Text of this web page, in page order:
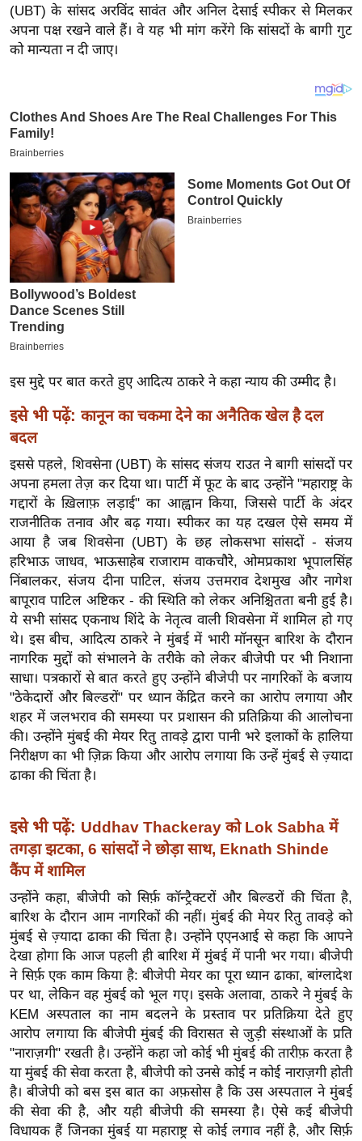
क्रि
के
ट
L
2
2
6
क्रा
इ
म
ई
-
पे
र
मि
सा
बे
मि
सा
ल
श
ख्सि
य
त
यं
ग
इं
डि
या
सा
त्य
ज
ग
ऑ
टो
व
र्ल्ड
न्यू
ज
ब्री
फ
म
नो
रं
(UBT) के सांसद अरविंद सावंत और अनिल देसाई स्पीकर से मिलकर
अपना पक्ष रखने वाले हैं। वे यह भी मांग करेंगे कि सांसदों के बागी गुट
को मान्यता न दी जाए।
इस मुद्दे पर बात करते हुए आदित्य ठाकरे ने कहा न्याय की उम्मीद है।
इसे भी पढ़ें: कानून का चकमा देने का अनैतिक खेल है दल
बदल
इससे पहले, शिवसेना (UBT) के सांसद संजय राउत ने बागी सांसदों पर
अपना हमला तेज़ कर दिया था। पार्टी में फूट के बाद उन्होंने "महाराष्ट्र के
गद्दारों के ख़िलाफ़ लड़ाई" का आह्वान किया, जिससे पार्टी के अंदर
राजनीतिक तनाव और बढ़ गया। स्पीकर का यह दखल ऐसे समय में
आया है जब शिवसेना (UBT) के छह लोकसभा सांसदों - संजय
हरिभाऊ जाधव, भाऊसाहेब राजाराम वाकचौरे, ओमप्रकाश भूपालसिंह
निंबालकर, संजय दीना पाटिल, संजय उत्तमराव देशमुख और नागेश
बापूराव पाटिल अष्टिकर - की स्थिति को लेकर अनिश्चितता बनी हुई है।
ये सभी सांसद एकनाथ शिंदे के नेतृत्व वाली शिवसेना में शामिल हो गए
थे। इस बीच, आदित्य ठाकरे ने मुंबई में भारी मॉनसून बारिश के दौरान
नागरिक मुद्दों को संभालने के तरीके को लेकर बीजेपी पर भी निशाना
साधा। पत्रकारों से बात करते हुए उन्होंने बीजेपी पर नागरिकों के बजाय
"ठेकेदारों और बिल्डरों" पर ध्यान केंद्रित करने का आरोप लगाया और
शहर में जलभराव की समस्या पर प्रशासन की प्रतिक्रिया की आलोचना
की। उन्होंने मुंबई की मेयर रितु तावड़े द्वारा पानी भरे इलाकों के हालिया
निरीक्षण का भी ज़िक्र किया और आरोप लगाया कि उन्हें मुंबई से ज़्यादा
ढाका की चिंता है।
इसे भी पढ़ें: Uddhav Thackeray को Lok Sabha में
तगड़ा झटका, 6 सांसदों ने छोड़ा साथ, Eknath Shinde
कैंप में शामिल
उन्होंने कहा, बीजेपी को सिर्फ़ कॉन्ट्रैक्टरों और बिल्डरों की चिंता है,
बारिश के दौरान आम नागरिकों की नहीं। मुंबई की मेयर रितु तावड़े को
मुंबई से ज़्यादा ढाका की चिंता है। उन्होंने एएनआई से कहा कि आपने
देखा होगा कि आज पहली ही बारिश में मुंबई में पानी भर गया। बीजेपी
ने सिर्फ़ एक काम किया है: बीजेपी मेयर का पूरा ध्यान ढाका, बांग्लादेश
पर था, लेकिन वह मुंबई को भूल गए। इसके अलावा, ठाकरे ने मुंबई के
KEM अस्पताल का नाम बदलने के प्रस्ताव पर प्रतिक्रिया देते हुए
आरोप लगाया कि बीजेपी मुंबई की विरासत से जुड़ी संस्थाओं के प्रति
"नाराज़गी" रखती है। उन्होंने कहा जो कोई भी मुंबई की तारीफ़ करता है
या मुंबई की सेवा करता है, बीजेपी को उनसे कोई न कोई नाराज़गी होती
है। बीजेपी को बस इस बात का अफ़सोस है कि उस अस्पताल ने मुंबई
की सेवा की है, और यही बीजेपी की समस्या है। ऐसे कई बीजेपी
विधायक हैं जिनका मुंबई या महाराष्ट्र से कोई लगाव नहीं है, और सिर्फ़